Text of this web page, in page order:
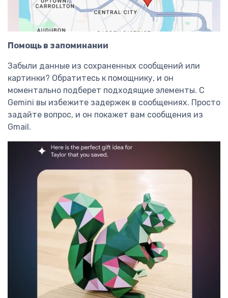
Помощь в запоминании
Забыли данные из сохраненных сообщений или
картинки? Обратитесь к помощнику, и он
моментально подберет подходящие элементы. С
Gemini вы избежите задержек в сообщениях. Просто
задайте вопрос, и он покажет вам сообщения из
Gmail.